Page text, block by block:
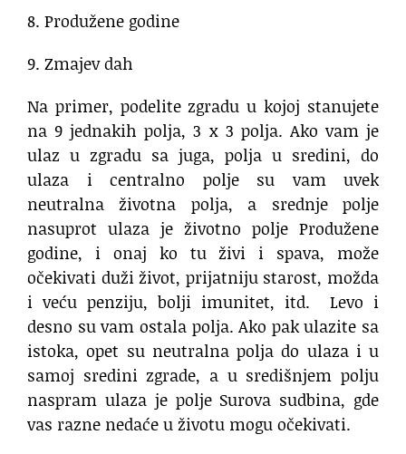
8. Produžene godine
9. Zmajev dah
Na primer, podelite zgradu u kojoj stanujete
na 9 jednakih polja, 3 x 3 polja. Ako vam je
ulaz u zgradu sa juga, polja u sredini, do
ulaza i centralno polje su vam uvek
neutralna životna polja, a srednje polje
nasuprot ulaza je životno polje Produžene
godine, i onaj ko tu živi i spava, može
očekivati duži život, prijatniju starost, možda
i veću penziju, bolji imunitet, itd. Levo i
desno su vam ostala polja. Ako pak ulazite sa
istoka, opet su neutralna polja do ulaza i u
samoj sredini zgrade, a u središnjem polju
naspram ulaza je polje Surova sudbina, gde
vas razne nedaće u životu mogu očekivati.